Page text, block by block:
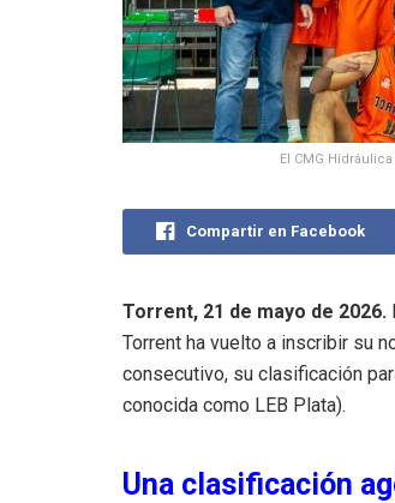
El CMG
Compartir en Facebook
Torrent, 21 de mayo de 2026.
Torrent ha vuelto a inscribir su
consecutivo, su clasificación
conocida como LEB Plata).
Una clasificación